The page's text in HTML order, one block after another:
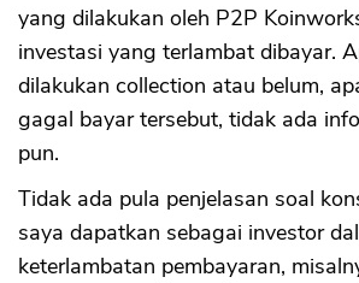
yang dilakukan oleh P2P
investasi yang terlambat dibayar.
dilakukan collection atau belum,
gagal bayar tersebut, tidak ada
pun.
Tidak ada pula penjelasan soal
saya dapatkan sebagai investor
keterlambatan pembayaran,